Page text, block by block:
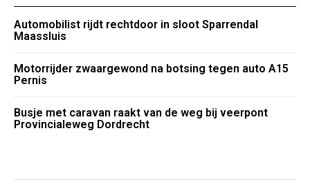
Automobilist rijdt rechtdoor in sloot Sparrendal
Maassluis
Motorrijder zwaargewond na botsing tegen auto A15
Pernis
Busje met caravan raakt van de weg bij veerpont
Provincialeweg Dordrecht